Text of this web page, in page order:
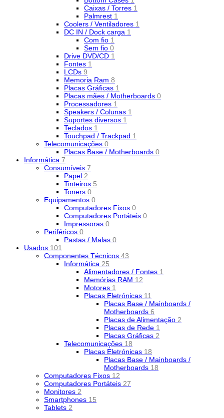
Caixas / Torres 1
Palmrest 1
Coolers / Ventiladores 1
DC IN / Dock carga 1
Com fio 1
Sem fio 0
Drive DVD/CD 1
Fontes 1
LCDs 9
Memoria Ram 8
Placas Gráficas 1
Placas mães / Motherboards 0
Processadores 1
Speakers / Colunas 1
Suportes diversos 1
Teclados 1
Touchpad / Trackpad 1
Telecomunicações 0
Placas Base / Motherboards 0
Informática 7
Consumíveis 7
Papel 2
Tinteiros 5
Toners 0
Equipamentos 0
Computadores Fixos 0
Computadores Portáteis 0
Impressoras 0
Periféricos 0
Pastas / Malas 0
Usados 101
Componentes Técnicos 43
Informática 25
Alimentadores / Fontes 1
Memórias RAM 12
Motores 1
Placas Eletrónicas 11
Placas Base / Mainboards /
Motherboards 6
Placas de Alimentação 2
Placas de Rede 1
Placas Gráficas 2
Telecomunicações 18
Placas Eletrónicas 18
Placas Base / Mainboards /
Motherboards 18
Computadores Fixos 12
Computadores Portáteis 27
Monitores 2
Smartphones 15
Tablets 2